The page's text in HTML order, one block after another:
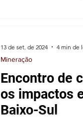
Encontro de
os impactos
Baixo-Sul
Mineração
13 de set. de 2024 4 min de